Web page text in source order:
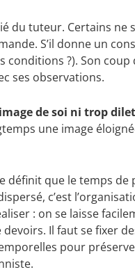
du tuteur. Certains ne
S’il donne un
?). Son coup
ses observations.
de soi ni trop
une image
définit que le temps de
c’est
: on se laisse
Il faut se fixer
pour